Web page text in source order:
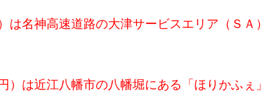
は名神高速道路の大津サービスエリア（ＳＡ）
）は近江八幡市の八幡堀にある「ほりかふぇ」